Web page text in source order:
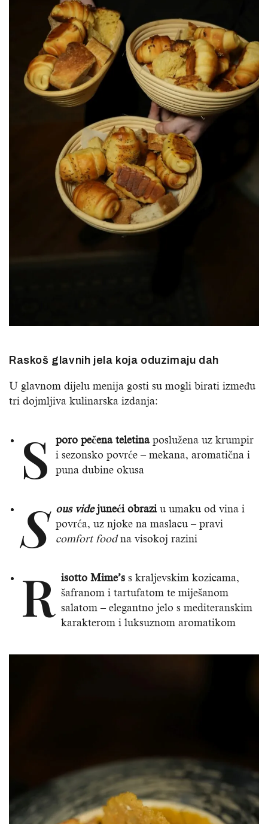
Raskoš glavnih jela koja oduzimaju dah
U glavnom dijelu menija gosti su mogli birati između
tri dojmljiva kulinarska izdanja:
S poro pečena teletinaposlužena uz krumpir
i sezonsko povrće – mekana, aromatična i
puna dubine okusa
S ous videjuneći obraziu umaku od vina i
povrća, uz njoke na maslacu – pravi
comfort foodna visokoj razini
R isotto Mime’s s kraljevskim kozicama,
šafranom i tartufatom te miješanom
salatom – elegantno jelo s mediteranskim
karakterom i luksuznom aromatikom